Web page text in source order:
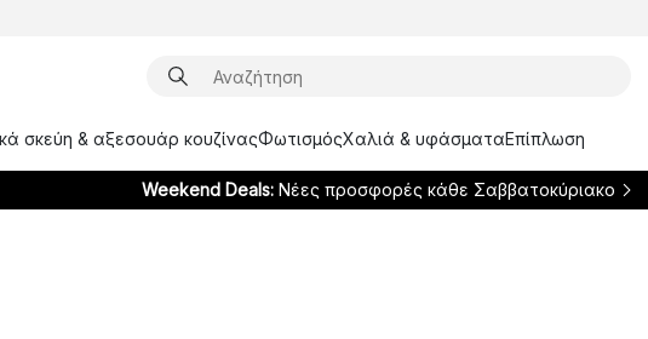
σκεύη & αξεσουάρ κουζίναςΦωτισμόςΧαλιά & υφάσματαΕπίπλωση
Weekend Deals: Νέες προσφορές κάθε Σαββατοκύριακο